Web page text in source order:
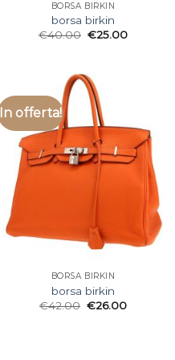
BORSA BIRKIN
borsa birkin
€40.00 €25.00
In offerta!
BORSA BIRKIN
borsa birkin
€42.00 €26.00